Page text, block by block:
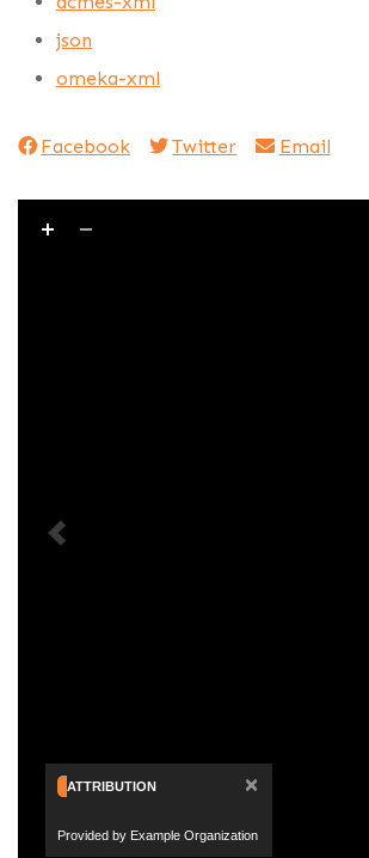
json
omeka-xml
Facebook Twitter Email
ATTRIBUTION ×
Provided by Example Organization